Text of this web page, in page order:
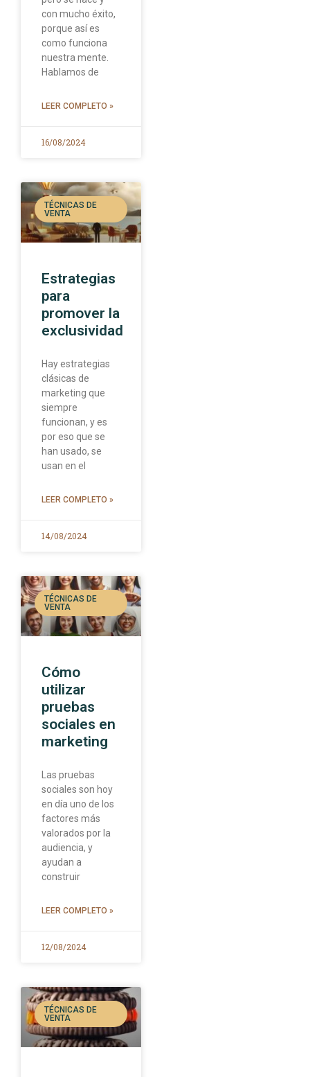
con mucho éxito,
porque así es
como funciona
nuestra mente.
Hablamos de
LEER COMPLETO »
16/08/2024
TÉCNICAS DE
VENTA
Estrategias
para
promover la
exclusividad
Hay estrategias
clásicas de
marketing que
siempre
funcionan, y es
por eso que se
han usado, se
usan en el
LEER COMPLETO »
14/08/2024
TÉCNICAS DE
VENTA
Cómo
utilizar
pruebas
sociales en
marketing
Las pruebas
sociales son hoy
en día uno de los
factores más
valorados por la
audiencia, y
ayudan a
construir
LEER COMPLETO »
12/08/2024
TÉCNICAS DE
VENTA